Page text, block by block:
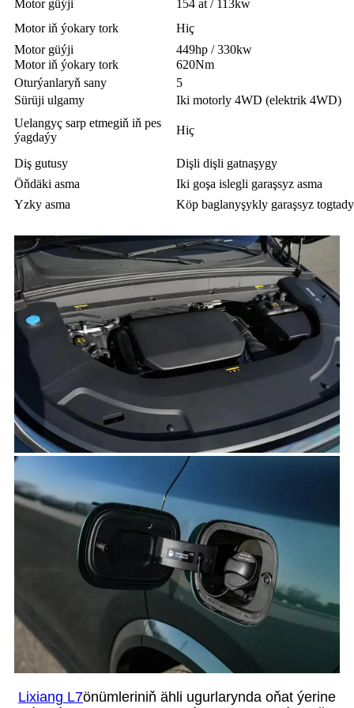
Motor güýji
154 at / 113kw
Motor iň ýokary tork
Hiç
Motor güýji
449hp / 330kw
Motor iň ýokary tork
620Nm
Oturýanlaryň sany
5
Sürüji ulgamy
Iki motorly 4WD (elektrik 4WD)
Uelangyç sarp etmegiň iň pes
ýagdaýy
Hiç
Diş gutusy
Dişli dişli gatnaşygy
Öňdäki asma
Iki goşa islegli garaşsyz asma
Yzky asma
Köp baglanyşykly garaşsyz
Lixiang L7önümleriniň ähli ugurlarynda oňat ýerine